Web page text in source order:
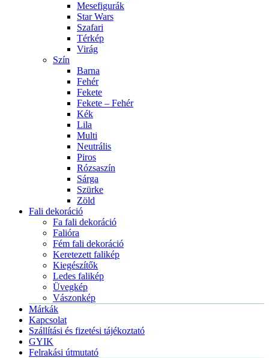
Mesefigurák
Star Wars
Szafari
Térkép
Virág
Szín
Barna
Fehér
Fekete
Fekete – Fehér
Kék
Lila
Multi
Neutrális
Piros
Rózsaszín
Sárga
Szürke
Zöld
Fali dekoráció
Fa fali dekoráció
Falióra
Fém fali dekoráció
Keretezett falikép
Kiegészítők
Ledes falikép
Üvegkép
Vászonkép
Márkák
Kapcsolat
Szállítási és fizetési tájékoztató
GYIK
Felrakási útmutató